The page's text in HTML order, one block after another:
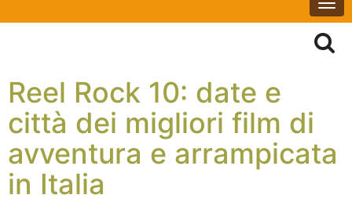
Reel Rock 10: date e
città dei migliori film di
avventura e arrampicata
in Italia